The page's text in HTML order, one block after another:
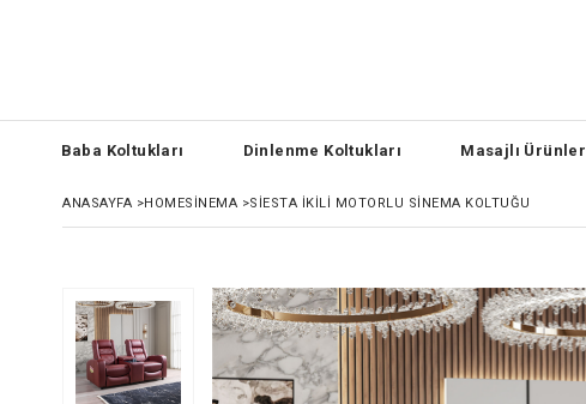
Baba Koltukları Dinlenme Koltukları Masajlı Ürünler
ANASAYFA >HOMESİNEMA >SIESTA İKILI MOTORLU SINEMA KOLTUĞU